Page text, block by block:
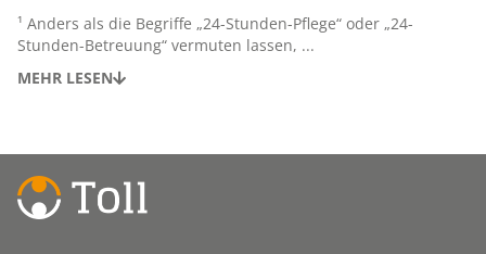
¹ Anders als die Begriffe „24-Stunden-Pflege“ oder „24-
Stunden-Betreuung“ vermuten lassen, ...
MEHR LESEN